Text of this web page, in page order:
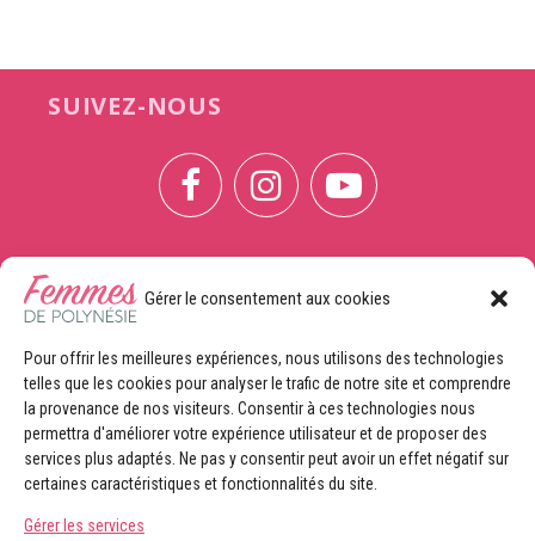
Gérer le consentement aux cookies
Pour offrir les meilleures expériences, nous utilisons des technologies
telles que les cookies pour analyser le trafic de notre site et comprendre
la provenance de nos visiteurs. Consentir à ces technologies nous
permettra d'améliorer votre expérience utilisateur et de proposer des
services plus adaptés. Ne pas y consentir peut avoir un effet négatif sur
certaines caractéristiques et fonctionnalités du site.
Gérer les services
SUIVEZ-NOUS
CONTACTEZ-NOUS
CONTRIBUTRICE
Envoyez-nous vos projets, vos idées, vos articles ou vos
photos
ANNONCEURS